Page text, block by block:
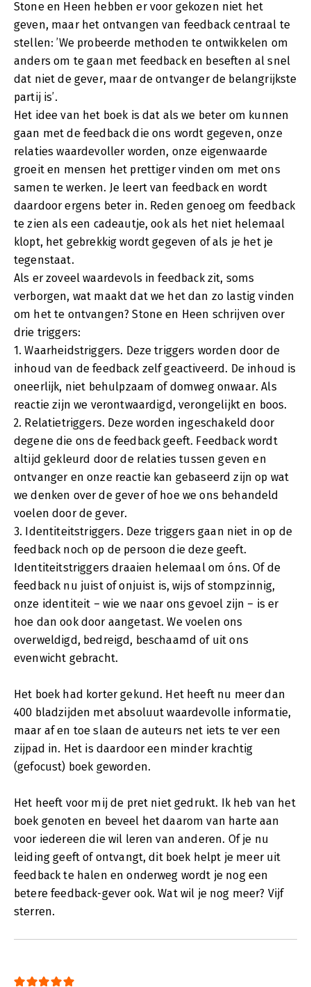
Stone en Heen hebben er voor gekozen niet het
geven, maar het ontvangen van feedback centraal te
stellen: ’We probeerde methoden te ontwikkelen om
anders om te gaan met feedback en beseften al snel
dat niet de gever, maar de ontvanger de belangrijkste
partij is’.
Het idee van het boek is dat als we beter om kunnen
gaan met de feedback die ons wordt gegeven, onze
relaties waardevoller worden, onze eigenwaarde
groeit en mensen het prettiger vinden om met ons
samen te werken. Je leert van feedback en wordt
daardoor ergens beter in. Reden genoeg om feedback
te zien als een cadeautje, ook als het niet helemaal
klopt, het gebrekkig wordt gegeven of als je het je
tegenstaat.
Als er zoveel waardevols in feedback zit, soms
verborgen, wat maakt dat we het dan zo lastig vinden
om het te ontvangen? Stone en Heen schrijven over
drie triggers:
1. Waarheidstriggers. Deze triggers worden door de
inhoud van de feedback zelf geactiveerd. De inhoud is
oneerlijk, niet behulpzaam of domweg onwaar. Als
reactie zijn we verontwaardigd, verongelijkt en boos.
2. Relatietriggers. Deze worden ingeschakeld door
degene die ons de feedback geeft. Feedback wordt
altijd gekleurd door de relaties tussen geven en
ontvanger en onze reactie kan gebaseerd zijn op wat
we denken over de gever of hoe we ons behandeld
voelen door de gever.
3. Identiteitstriggers. Deze triggers gaan niet in op de
feedback noch op de persoon die deze geeft.
Identiteitstriggers draaien helemaal om óns. Of de
feedback nu juist of onjuist is, wijs of stompzinnig,
onze identiteit – wie we naar ons gevoel zijn – is er
hoe dan ook door aangetast. We voelen ons
overweldigd, bedreigd, beschaamd of uit ons
evenwicht gebracht.
Het boek had korter gekund. Het heeft nu meer dan
400 bladzijden met absoluut waardevolle informatie,
maar af en toe slaan de auteurs net iets te ver een
zijpad in. Het is daardoor een minder krachtig
(gefocust) boek geworden.
Het heeft voor mij de pret niet gedrukt. Ik heb van het
boek genoten en beveel het daarom van harte aan
voor iedereen die wil leren van anderen. Of je nu
leiding geeft of ontvangt, dit boek helpt je meer uit
feedback te halen en onderweg wordt je nog een
betere feedback-gever ook. Wat wil je nog meer? Vijf
sterren.